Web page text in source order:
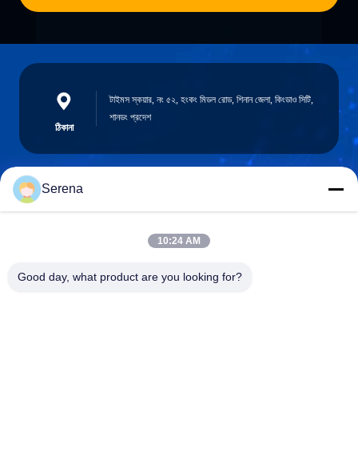
ঠিকানা
টাইমস স্কয়ার, নং ৫২, হংকং মিডল রোড, শিনান জেলা, কিংডাও সিটি,
শানডং প্রদেশ
robert@ailitecover.com
Serena
10:24 AM
Good day, what product are you looking for?